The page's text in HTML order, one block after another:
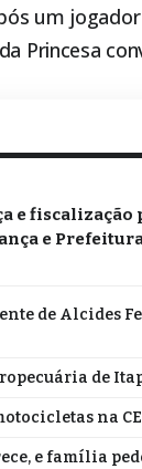
um
Princesa
e fiscalização
e
de Alcides
de
na
e família